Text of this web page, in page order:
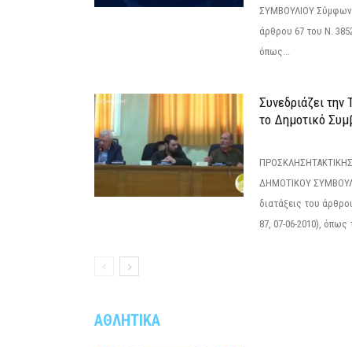
ΣΥΜΒΟΥΛΙΟΥ
άρθρου 67 του Ν.
όπως...
Συνεδριάζει
το Δημοτικό
ΔΗΜΟΤΙΚΟΥ
διατάξεις του
87, 07-06-2010), όπως
ΑΘΛΗΤΙΚΑ